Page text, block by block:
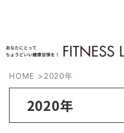
HOME >2020年
2020年